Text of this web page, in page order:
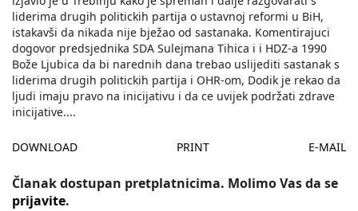
liderima drugih politickih partija o ustavnoj reformi u BiH,
istakavši da nikada nije bježao od sastanaka. Komentirajuci
dogovor predsjednika SDA Sulejmana Tihica i i HDZ-a 1990
Bože Ljubica da bi narednih dana trebao uslijediti sastanak s
liderima drugih politickih partija i OHR-om, Dodik je rekao da
ljudi imaju pravo na inicijativu i da ce uvijek podržati zdrave
inicijative....
DOWNLOAD PRINT E-MAIL
Članak dostupan pretplatnicima. Molimo Vas da se
prijavite.